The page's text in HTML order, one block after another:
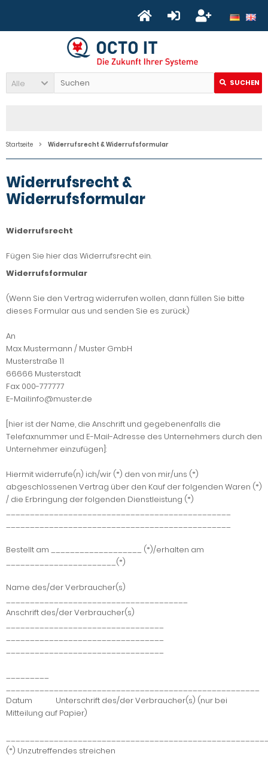
Alle SUCHEN
Startseite Widerrufsrecht & Widerrufsformular
Widerrufsrecht &
Widerrufsformular
Widerrufsrecht
Fügen Sie hier das Widerrufsrecht ein.
Widerrufsformular
(Wenn Sie den Vertrag widerrufen wollen, dann füllen Sie bitte
dieses Formular aus und senden Sie es zurück.)
An
Max Mustermann / Muster GmbH
Musterstraße 11
66666 Musterstadt
Fax: 000-777777
E-Mail:info@muster.de
[hier ist der Name, die Anschrift und gegebenenfalls die
Telefaxnummer und E-Mail-Adresse des Unternehmers durch den
Unternehmer einzufügen]:
Hiermit widerrufe(n) ich/wir (*) den von mir/uns (*)
abgeschlossenen Vertrag über den Kauf der folgenden Waren (*)
/ die Erbringung der folgenden Dienstleistung (*)
_______________________________________________
_______________________________________________
Bestellt am ___________________ (*)/erhalten am
_______________________(*)
Name des/der Verbraucher(s)
______________________________________
Anschrift des/der Verbraucher(s)
_________________________________
_________________________________
_________________________________
_________
_____________________________________________________
Datum Unterschrift des/der Verbraucher(s) (nur bei
Mitteilung auf Papier)
(*) Unzutreffendes streichen